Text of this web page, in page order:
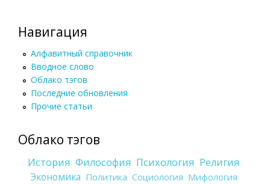
Навигация
Алфавитный справочник
Вводное слово
Облако тэгов
Последние обновления
Прочие статьи
Облако тэгов
История Философия Психология Религия
Экономика Политика Социология Мифология